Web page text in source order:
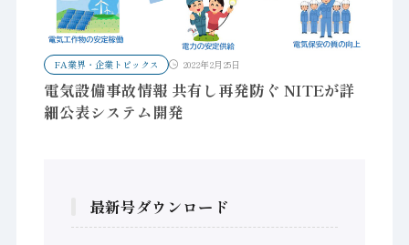
FA業界・企業トピックス 2022年2月25日
電気設備事故情報 共有し再発防ぐ NITEが詳
細公表システム開発
最新号ダウンロード